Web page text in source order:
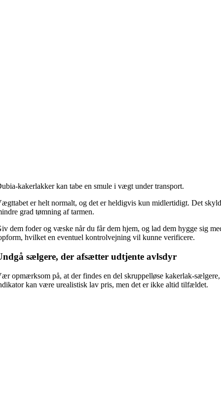
kakerlakker kan tabe en smule i vægt under transport.
er helt normalt, og det er heldigvis kun midlertidigt. Det
grad tømning af tarmen.
dem foder og væske når du får dem hjem, og lad dem hygge sig
hvilket en eventuel kontrolvejning vil kunne verificere.
sælgere, der afsætter udtjente avlsdyr
opmærksom på, at der findes en del skruppelløse kakerlak-
kan være urealistisk lav pris, men det er ikke altid tilfældet.